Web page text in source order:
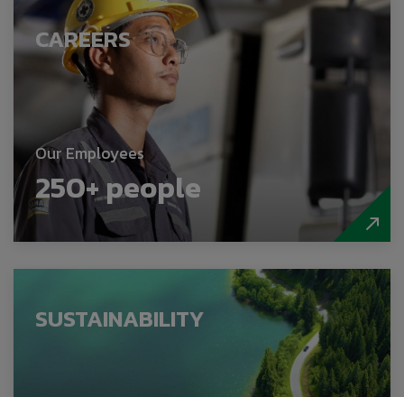
CAREERS
Our Employees
250+ people
SUSTAINABILITY